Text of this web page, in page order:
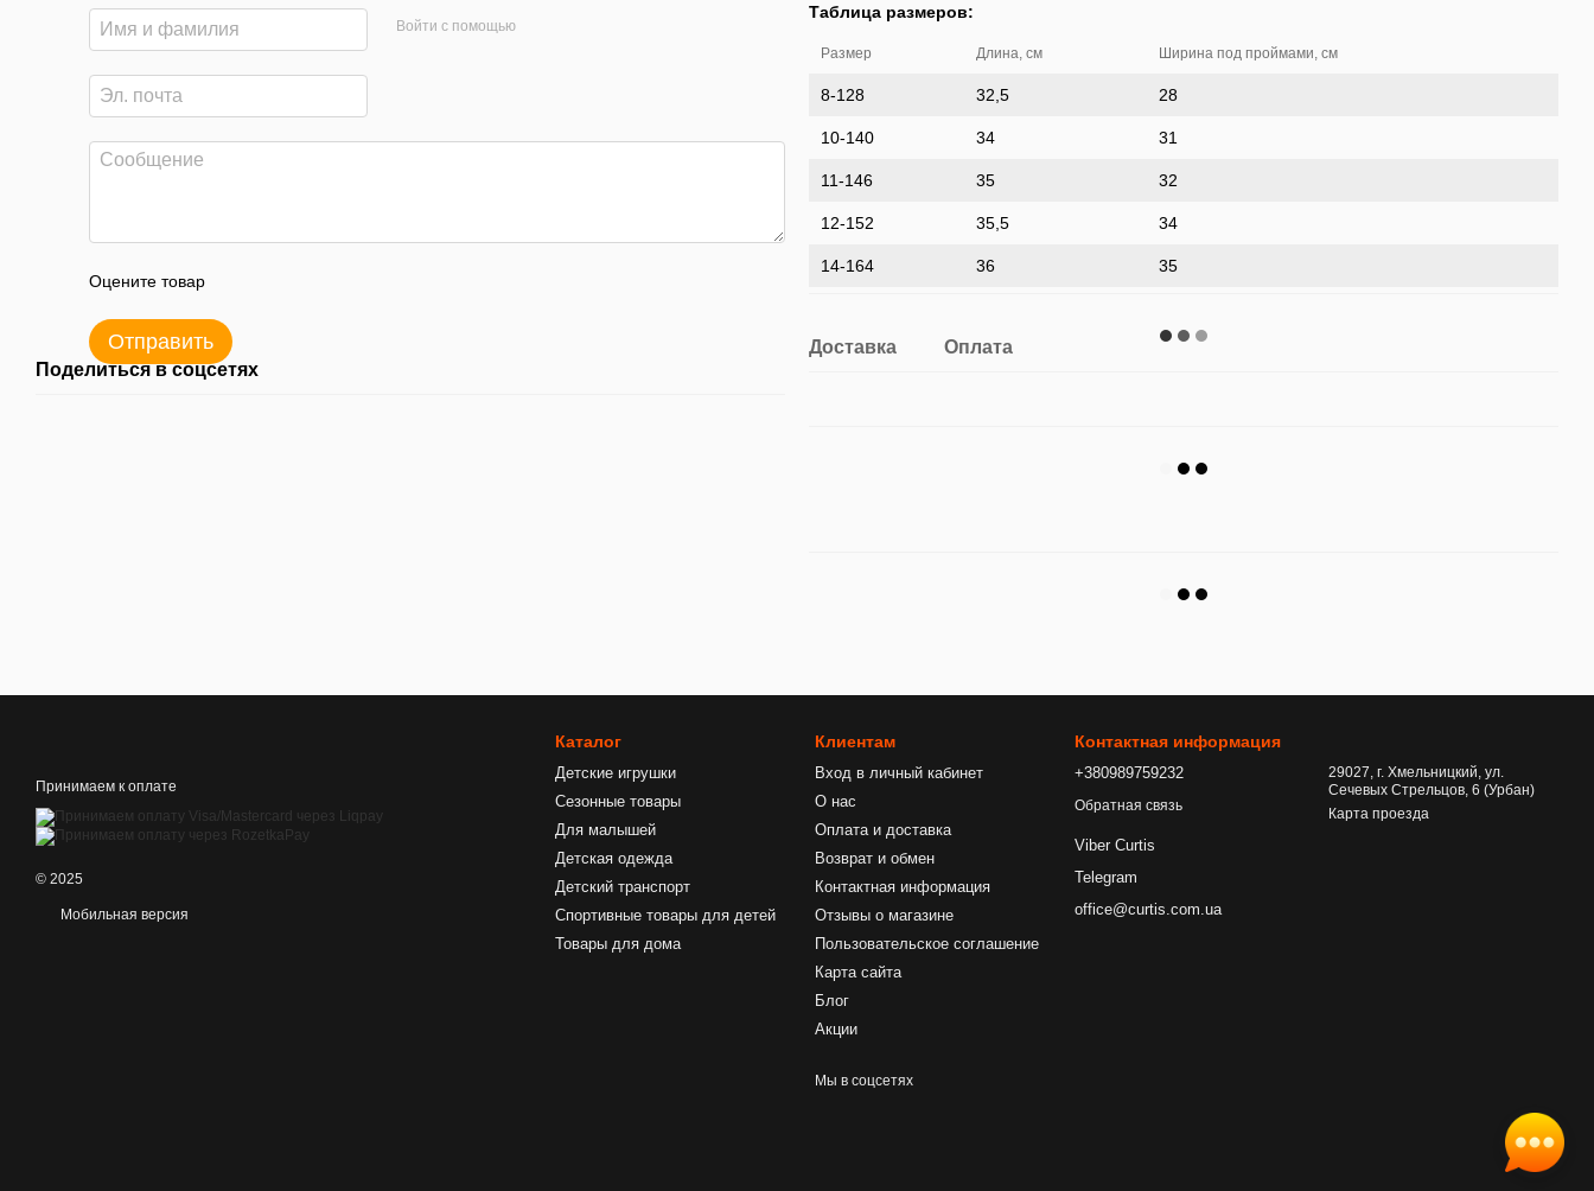
Войти с помощью
Оцените товар
Отправить
Поделиться в соцсетях
Таблица размеров:
Размер Длина, см Ширина под проймами, см
8-128 32,5 28
10-140 34 31
11-146 35 32
12-152 35,5 34
14-164 36 35
Доставка Оплата
Принимаем к оплате
© 2025
Мобильная версия
Каталог
Детские игрушки
Сезонные товары
Для малышей
Детская одежда
Детский транспорт
Спортивные товары для детей
Товары для дома
Клиентам
Вход в личный кабинет
О нас
Оплата и доставка
Возврат и обмен
Контактная информация
Отзывы о магазине
Пользовательское соглашение
Карта сайта
Блог
Акции
Мы в соцсетях
Контактная информация
+380989759232
Обратная связь
Viber Curtis
Telegram
office@curtis.com.ua
29027, г. Хмельницкий, ул.
Сечевых Стрельцов, 6 (Урбан)
Карта проезда